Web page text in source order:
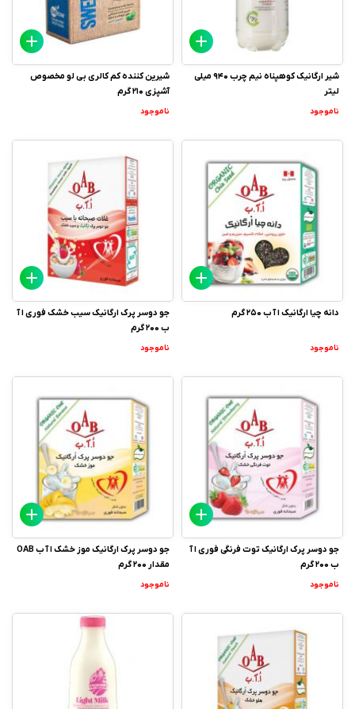
شیر ارگانیک کوهپناه نیم چرب 940 میلی
لیتر
ناموجود
شیرین کننده کم کالری بی لو مخصوص
آشپزی 210 گرم
ناموجود
دانه چیا ارگانیک ا آ ب 250 گرم
ناموجود
جو دوسر پرک ارگانیک سیب خشک فوری ا آ
ب 200 گرم
ناموجود
جو دوسر پرک ارگانیک توت فرنگی فوری ا آ
ب 200 گرم
ناموجود
جو دوسر پرک ارگانیک موز خشک ا آ ب OAB
مقدار 200 گرم
ناموجود